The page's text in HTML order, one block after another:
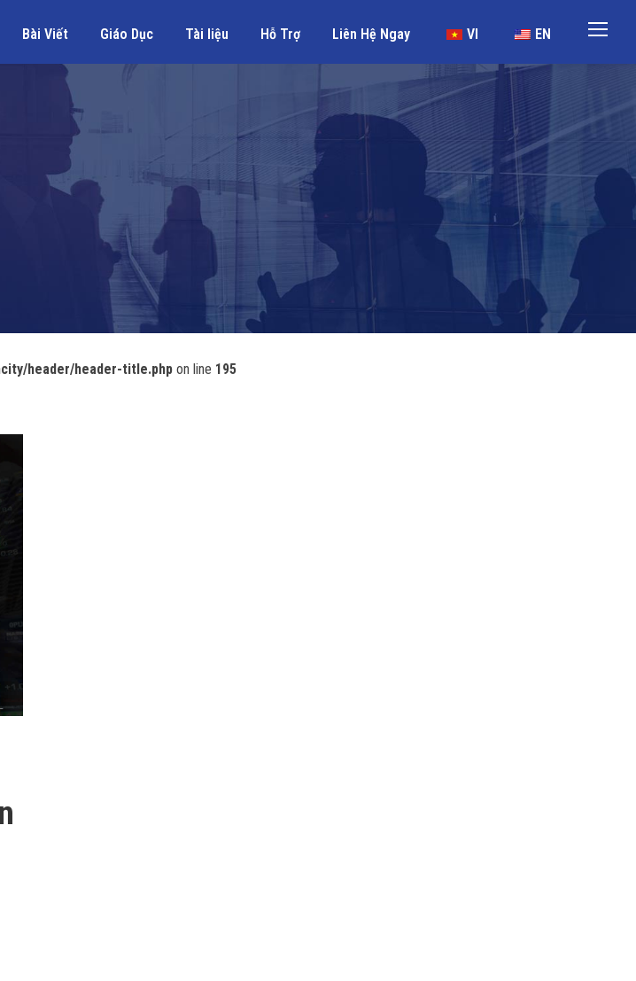
Bài Viết Giáo Dục Tài liệu Hỗ Trợ Liên Hệ Ngay VI EN
header/header-title.php on line 195